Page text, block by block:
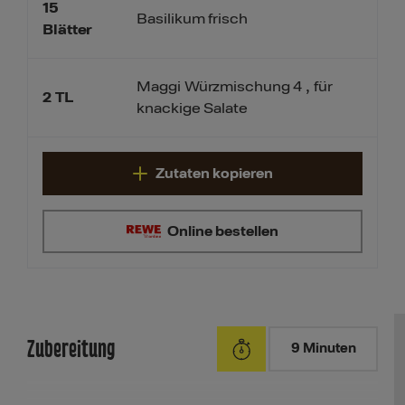
15
Blätter
2 TL
Basilikum frisch
Maggi Würzmischung 4 , für
knackige Salate
Online bestellen
Zutaten kopieren
Zubereitung 9 Minuten